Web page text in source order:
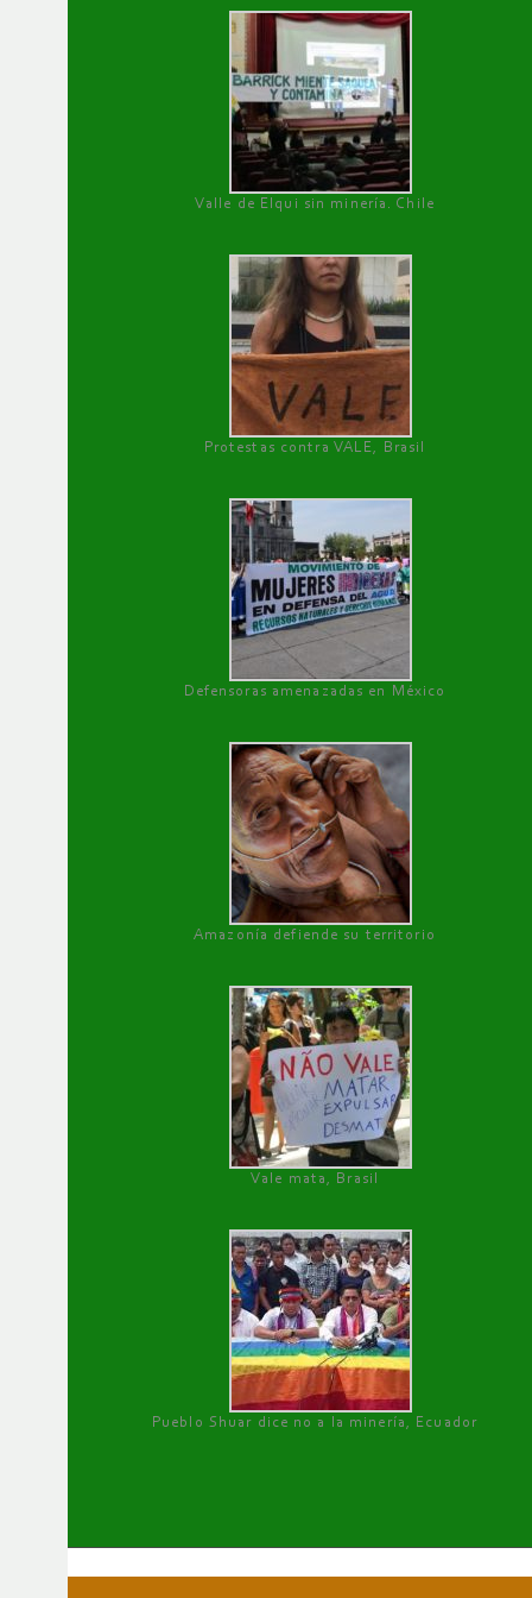
Valle de Elqui sin minería. Chile
Protestas contra VALE, Brasil
Defensoras amenazadas en México
Amazonía defiende su territorio
Vale mata, Brasil
Pueblo Shuar dice no a la minería, Ecuador